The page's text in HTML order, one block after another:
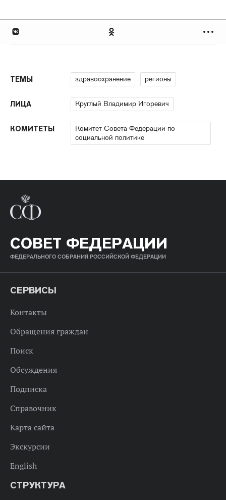
ТЕМЫ здравоохранение регионы
ЛИЦА Круглый Владимир Игоревич
КОМИТЕТЫ
Комитет Совета Федерации по
социальной политике
СОВЕТ ФЕДЕРАЦИИ
ФЕДЕРАЛЬНОГО СОБРАНИЯ РОССИЙСКОЙ ФЕДЕРАЦИИ
СЕРВИСЫ
Контакты
Обращения граждан
Поиск
Обсуждения
Подписка
Справочник
Карта сайта
Экскурсии
English
СТРУКТУРА